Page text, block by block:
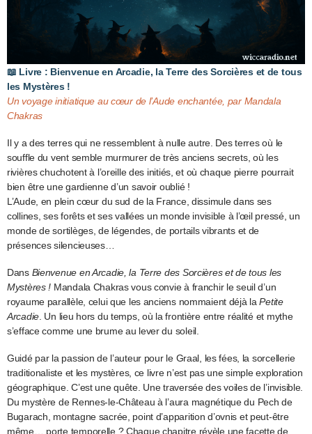
📖 Livre : Bienvenue en Arcadie, la Terre des Sorcières et de tous
les Mystères !
Un voyage initiatique au cœur de l’Aude enchantée, par Mandala
Chakras
Il y a des terres qui ne ressemblent à nulle autre. Des terres où le
souffle du vent semble murmurer de très anciens secrets, où les
rivières chuchotent à l’oreille des initiés, et où chaque pierre pourrait
bien être une gardienne d’un savoir oublié !
L’Aude, en plein cœur du sud de la France, dissimule dans ses
collines, ses forêts et ses vallées un monde invisible à l’œil pressé, un
monde de sortilèges, de légendes, de portails vibrants et de
présences silencieuses…
Dans Bienvenue en Arcadie, la Terre des Sorcières et de tous les
Mystères ! Mandala Chakras vous convie à franchir le seuil d’un
royaume parallèle, celui que les anciens nommaient déjà laPetite
Arcadie . Un lieu hors du temps, où la frontière entre réalité et mythe
s’efface comme une brume au lever du soleil.
Guidé par la passion de l’auteur pour le Graal, les fées, la sorcellerie
traditionaliste et les mystères, ce livre n’est pas une simple exploration
géographique. C’est une quête. Une traversée des voiles de l’invisible.
Du mystère de Rennes-le-Château à l’aura magnétique du Pech de
Bugarach, montagne sacrée, point d’apparition d’ovnis et peut-être
même… porte temporelle ? Chaque chapitre révèle une facette de